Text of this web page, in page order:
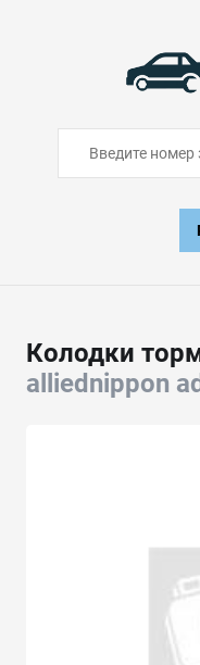
Колодки
alliednippon